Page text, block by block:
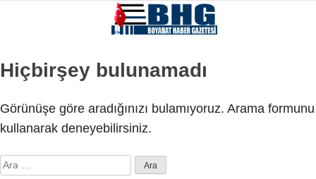
Hiçbirşey bulunamadı
Görünüşe göre aradığınızı bulamıyoruz. Arama formunu
kullanarak deneyebilirsiniz.
Arama: